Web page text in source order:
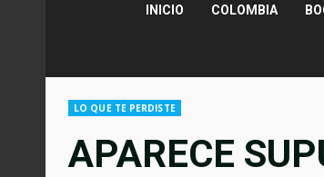
INICIO COLOMBIA
LO QUE TE PERDISTE
APARECE